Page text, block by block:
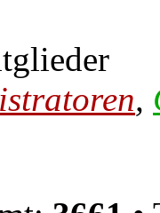
,